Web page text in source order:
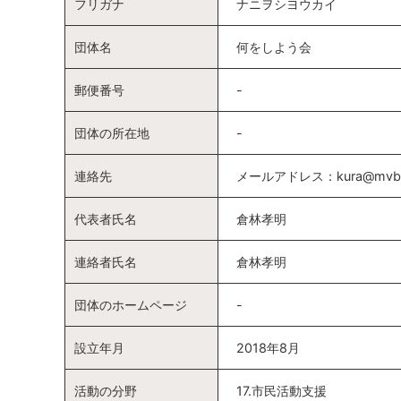
フリガナ ナニヲシヨウカイ
団体名 何をしよう会
郵便番号 -
団体の所在地 -
連絡先 メールアドレス：
代表者氏名 倉林孝明
連絡者氏名 倉林孝明
団体のホームページ -
設立年月 2018年8月
活動の分野 17.市民活動支援